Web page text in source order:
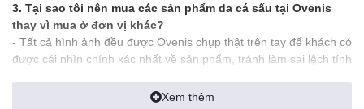
Da Cá Sấu Thật tại Ovenis.
—————————————————————
100% Sản phẩm đúng chất Da Cá Sấu (được xem hàng khi
3. Tại sao tôi nên mua các sản phẩm da cá sấu tại Ovenis
thay vì mua ở đơn vị khác?
- Tất cả hình ảnh đều được Ovenis chụp thật trên tay để khách có
được cái nhìn chính xác nhất về sản phẩm, tránh làm sai lệch tính
- Ship tới không mua không sao
Xem thêm